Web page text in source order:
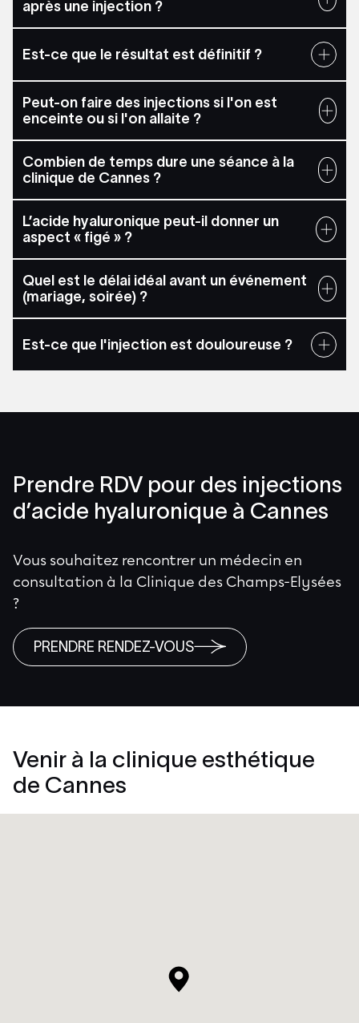
après une injection ?
Est-ce que le résultat est définitif ?
Peut-on faire des injections si l'on est
enceinte ou si l'on allaite ?
Combien de temps dure une séance à la
clinique de Cannes ?
L’acide hyaluronique peut-il donner un
aspect « figé » ?
Quel est le délai idéal avant un événement
(mariage, soirée) ?
Est-ce que l'injection est douloureuse ?
Prendre RDV pour des injections
d’acide hyaluronique à Cannes
Vous souhaitez rencontrer un médecin en
consultation à la Clinique des Champs-Elysées
?
PRENDRE RENDEZ-VOUS
Venir à la clinique esthétique
de Cannes